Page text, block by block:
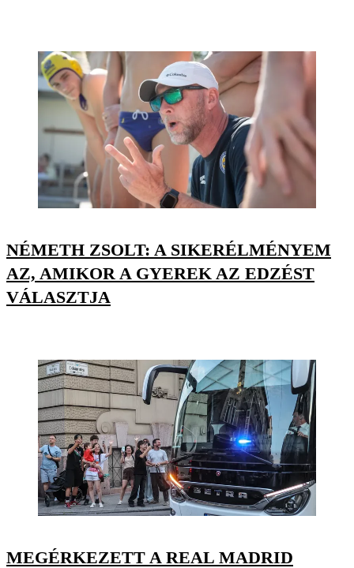
NÉMETH ZSOLT: A SIKERÉLMÉNYEM
AZ, AMIKOR A GYEREK AZ EDZÉST
VÁLASZTJA
MEGÉRKEZETT A REAL MADRID